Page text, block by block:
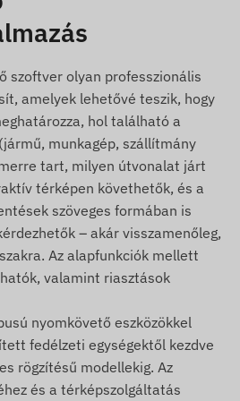
a
és a
való aktív kapcsolat
az adatgyűjtést és
kommunikációt a tulajdonos
szoftver használata
és feldolgozó
a mobilszolgáltatók
a benne elhelyezett
segítségével kommunikál.
régiókban üzemelő GSM
szoftver olyan professzionális
amelyek lehetővé teszik, hogy
hol található a
munkagép, szállítmány
tart, milyen útvonalat járt
térképen követhetők, és a
szöveges formában is
– akár visszamenőleg,
Az alapfunkciók mellett
valamint riasztások
nyomkövető eszközökkel
fedélzeti egységektől kezdve
rögzítésű modellekig. Az
és a térképszolgáltatás